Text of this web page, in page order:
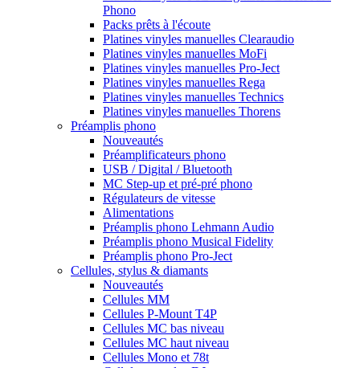
Phono
Packs prêts à l'écoute
Platines vinyles manuelles Clearaudio
Platines vinyles manuelles MoFi
Platines vinyles manuelles Pro-Ject
Platines vinyles manuelles Rega
Platines vinyles manuelles Technics
Platines vinyles manuelles Thorens
Préamplis phono
Nouveautés
Préamplificateurs phono
USB / Digital / Bluetooth
MC Step-up et pré-pré phono
Régulateurs de vitesse
Alimentations
Préamplis phono Lehmann Audio
Préamplis phono Musical Fidelity
Préamplis phono Pro-Ject
Cellules, stylus & diamants
Nouveautés
Cellules MM
Cellules P-Mount T4P
Cellules MC bas niveau
Cellules MC haut niveau
Cellules Mono et 78t